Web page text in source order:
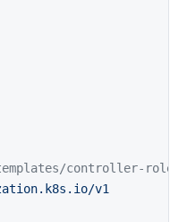
controller-
v1